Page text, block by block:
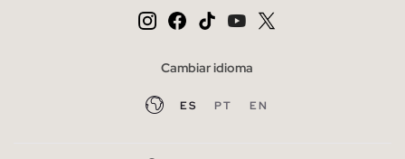
Cambiar idioma
ES PT EN